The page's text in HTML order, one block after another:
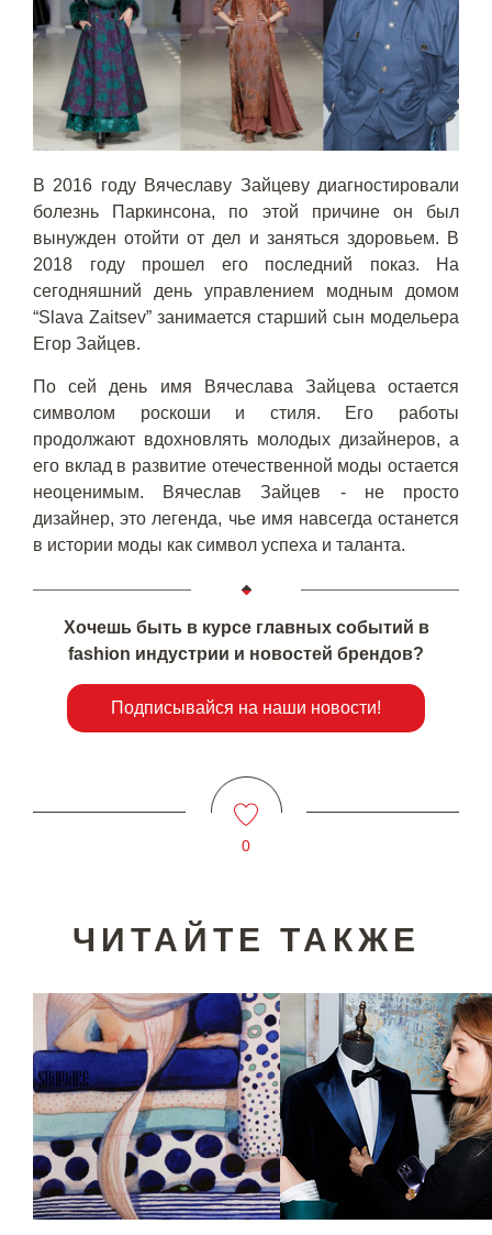
В 2016 году Вячеславу Зайцеву диагностировали
болезнь Паркинсона, по этой причине он был
вынужден отойти от дел и заняться здоровьем. В
2018 году прошел его последний показ. На
сегодняшний день управлением модным домом
“Slava Zaitsev” занимается старший сын модельера
Егор Зайцев.
По сей день имя Вячеслава Зайцева остается
символом роскоши и стиля. Его работы
продолжают вдохновлять молодых дизайнеров, а
его вклад в развитие отечественной моды остается
неоценимым. Вячеслав Зайцев - не просто
дизайнер, это легенда, чье имя навсегда останется
в истории моды как символ успеха и таланта.
Хочешь быть в курсе главных событий в
fashion индустрии и новостей брендов?
Подписывайся на наши новости!
0
ЧИТАЙТЕ ТАКЖЕ